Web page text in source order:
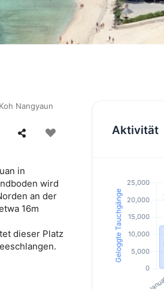
Koh Nangyaun
in
wird
an der
16m
dieser Platz
Aktivität